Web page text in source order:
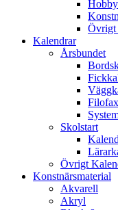
Övrigt
Kalendrar
Årsbundet
Filofax
Skolstart
Övrigt
Konstnärsmaterial
Akvarell
Akryl